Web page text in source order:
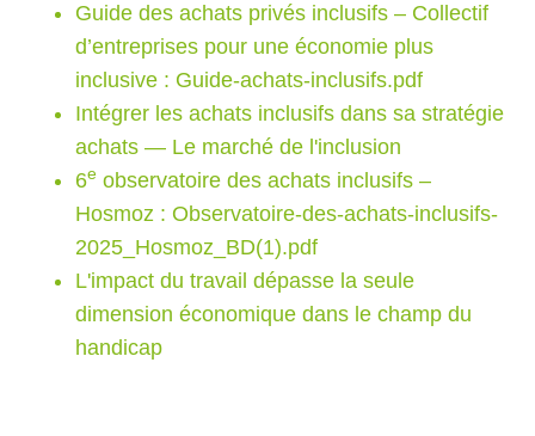
Guide des achats privés inclusifs – Collectif
d’entreprises pour une économie plus
inclusive : Guide-achats-inclusifs.pdf
Intégrer les achats inclusifs dans sa stratégie
achats — Le marché de l'inclusion
6e observatoire des achats inclusifs –
Hosmoz : Observatoire-des-achats-inclusifs-
2025_Hosmoz_BD(1).pdf
L'impact du travail dépasse la seule
dimension économique dans le champ du
handicap